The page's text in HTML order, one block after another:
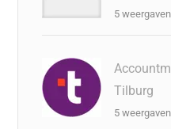
5 weergaven
Tilburg
5 weergaven